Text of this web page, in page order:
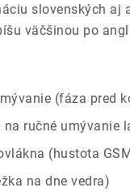
slovenských
väčšinou po
(fáza pred
ručné umývanie
(hustota
na dne vedra)